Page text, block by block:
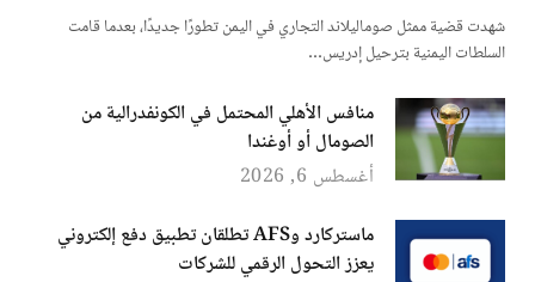
شهدت قضية ممثل صوماليلاند التجاري في اليمن تطورًا جديدًا، بعدما قامت
السلطات اليمنية بترحيل إدريس…
منافس الأهلي المحتمل في الكونفدرالية من
الصومال أو أوغندا
أغسطس 6, 2026
ماستركارد وAFS تطلقان تطبيق دفع إلكتروني
يعزز التحول الرقمي للشركات